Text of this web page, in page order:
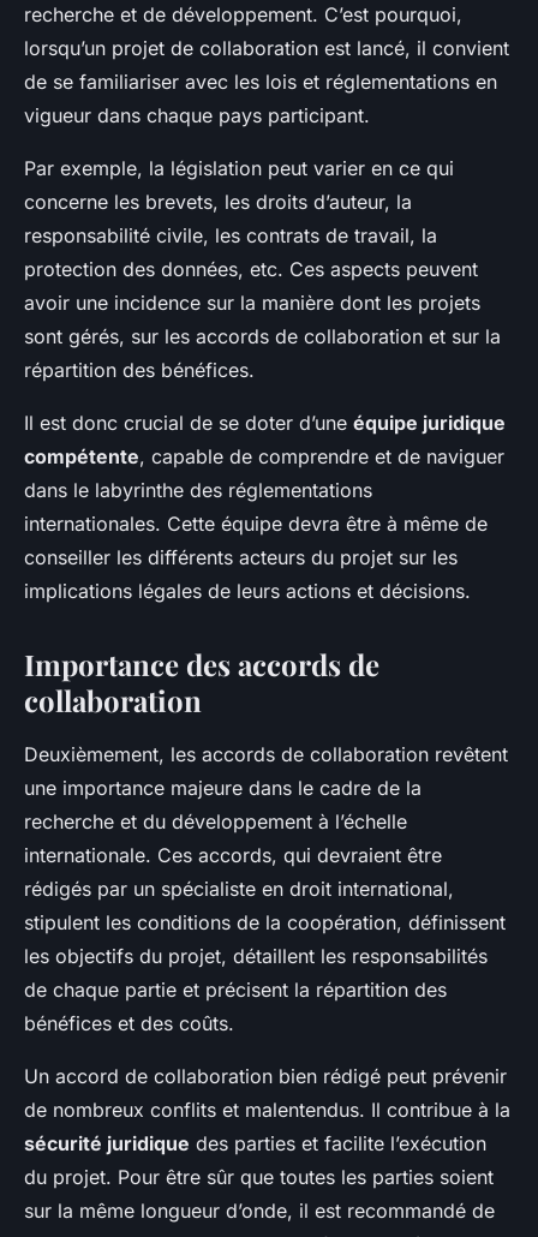
recherche et de développement. C’est pourquoi,
lorsqu’un projet de collaboration est lancé, il convient
de se familiariser avec les lois et réglementations en
vigueur dans chaque pays participant.
Par exemple, la législation peut varier en ce qui
concerne les brevets, les droits d’auteur, la
responsabilité civile, les contrats de travail, la
protection des données, etc. Ces aspects peuvent
avoir une incidence sur la manière dont les projets
sont gérés, sur les accords de collaboration et sur la
répartition des bénéfices.
Il est donc crucial de se doter d’une équipe juridique
compétente, capable de comprendre et de naviguer
dans le labyrinthe des réglementations
internationales. Cette équipe devra être à même de
conseiller les différents acteurs du projet sur les
implications légales de leurs actions et décisions.
Importance des accords de
collaboration
Deuxièmement, les accords de collaboration revêtent
une importance majeure dans le cadre de la
recherche et du développement à l’échelle
internationale. Ces accords, qui devraient être
rédigés par un spécialiste en droit international,
stipulent les conditions de la coopération, définissent
les objectifs du projet, détaillent les responsabilités
de chaque partie et précisent la répartition des
bénéfices et des coûts.
Un accord de collaboration bien rédigé peut prévenir
de nombreux conflits et malentendus. Il contribue à la
sécurité juridique des parties et facilite l’exécution
du projet. Pour être sûr que toutes les parties soient
sur la même longueur d’onde, il est recommandé de